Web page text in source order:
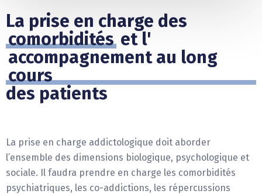
La prise en charge des
comorbiditéset l'
accompagnement au long
cours
des patients
La prise en charge addictologique doit aborder
l’ensemble des dimensions biologique, psychologique et
sociale. Il faudra prendre en charge les comorbidités
psychiatriques, les co-addictions, les répercussions